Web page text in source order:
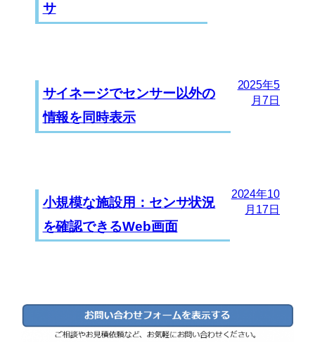
サ
サイネージでセンサー以外の
情報を同時表示
2025年5
月7日
小規模な施設用：センサ状況
を確認できるWeb画面
2024年10
月17日